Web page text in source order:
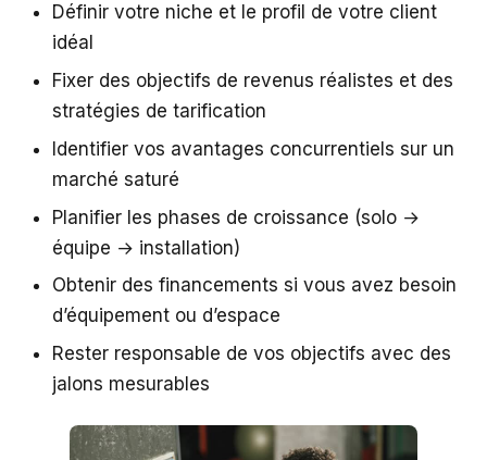
Définir votre niche et le profil de votre client
idéal
Fixer des objectifs de revenus réalistes et des
stratégies de tarification
Identifier vos avantages concurrentiels sur un
marché saturé
Planifier les phases de croissance (solo →
équipe → installation)
Obtenir des financements si vous avez besoin
d’équipement ou d’espace
Rester responsable de vos objectifs avec des
jalons mesurables